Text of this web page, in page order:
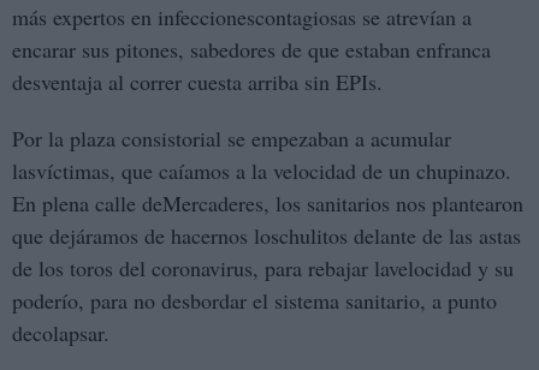
más expertos en infeccionescontagiosas se atrevían a
encarar sus pitones, sabedores de que estaban enfranca
desventaja al correr cuesta arriba sin EPIs.
Por la plaza consistorial se empezaban a acumular
lasvíctimas, que caíamos a la velocidad de un chupinazo.
En plena calle deMercaderes, los sanitarios nos plantearon
que dejáramos de hacernos loschulitos delante de las astas
de los toros del coronavirus, para rebajar lavelocidad y su
poderío, para no desbordar el sistema sanitario, a punto
decolapsar.